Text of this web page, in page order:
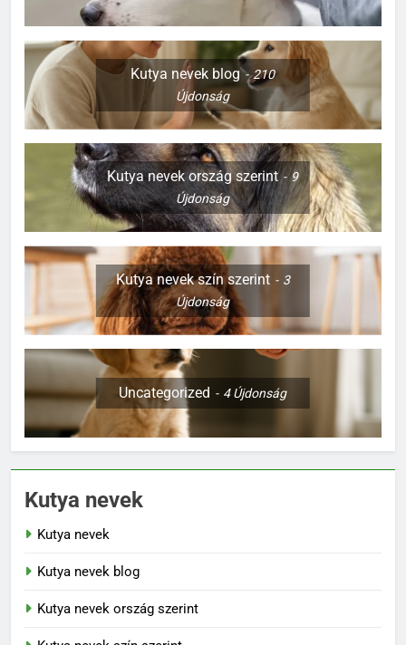
Kutya nevek blog
210
Újdonság
Kutya nevek ország szerint
9
Újdonság
Kutya nevek szín szerint
3
Újdonság
Uncategorized 4Újdonság
Kutya nevek
Kutya nevek
Kutya nevek blog
Kutya nevek ország szerint